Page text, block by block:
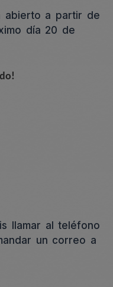
abierto a partir de
día 20 de
llamar al teléfono
un correo a